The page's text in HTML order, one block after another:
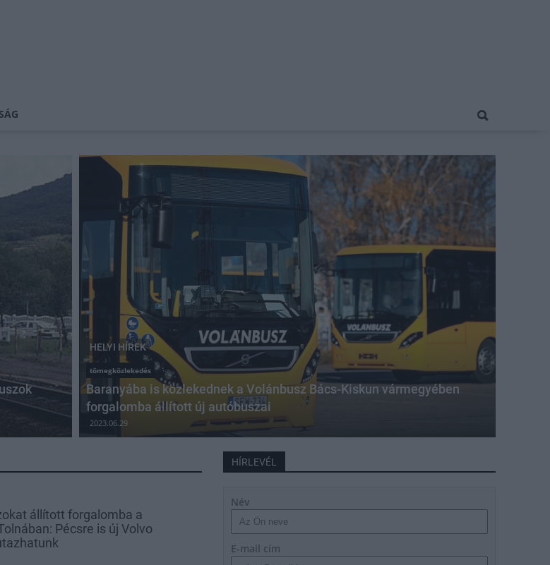
HELYI HÍREK
tömegközlekedés
Baranyába is közlekednek a Volánbusz Bács-Kiskun vármegyében
forgalomba állított új autóbuszai
2023.06.29
állított forgalomba a
Pécsre is új Volvo
HÍRLEVÉL
Név
E-mail cím